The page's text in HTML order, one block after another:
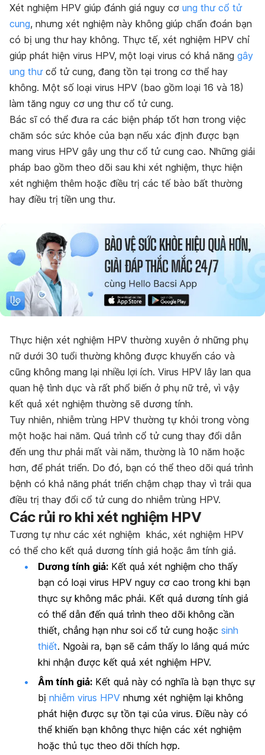
Xét nghiệm HPV giúp đánh giá nguy cơ ung thư cổ tử
cung, nhưng xét nghiệm này không giúp chẩn đoán bạn
có bị ung thư hay không. Thực tế, xét nghiệm HPV chỉ
giúp phát hiện virus HPV, một loại virus có khả năng gây
ung thưcổ tử cung, đang tồn tại trong cơ thể hay
không. Một số loại virus HPV (bao gồm loại 16 và 18)
làm tăng nguy cơ ung thư cổ tử cung.
Bác sĩ có thể đưa ra các biện pháp tốt hơn trong việc
chăm sóc sức khỏe của bạn nếu xác định được bạn
mang virus HPV gây ung thư cổ tử cung cao. Những giải
pháp bao gồm theo dõi sau khi xét nghiệm, thực hiện
xét nghiệm thêm hoặc điều trị các tế bào bất thường
hay điều trị tiền ung thư.
Thực hiện xét nghiệm HPV thường xuyên ở những phụ
nữ dưới 30 tuổi thường không được khuyến cáo và
cũng không mang lại nhiều lợi ích. Virus HPV lây lan qua
quan hệ tình dục và rất phổ biến ở phụ nữ trẻ, vì vậy
kết quả xét nghiệm thường sẽ dương tính.
Tuy nhiên, nhiễm trùng HPV thường tự khỏi trong vòng
một hoặc hai năm. Quá trình cổ tử cung thay đổi dẫn
đến ung thư phải mất vài năm, thường là 10 năm hoặc
hơn, để phát triển. Do đó, bạn có thể theo dõi quá trình
bệnh có khả năng phát triển chậm chạp thay vì trải qua
điều trị thay đổi cổ tử cung do nhiễm trùng HPV.
Các rủi ro khi xét nghiệm HPV
Tương tự như các xét nghiệm khác, xét nghiệm HPV
có thể cho kết quả dương tính giả hoặc âm tính giả.
Dương tính giả: Kết quả xét nghiệm cho thấy
bạn có loại virus HPV nguy cơ cao trong khi bạn
thực sự không mắc phải. Kết quả dương tính giả
có thể dẫn đến quá trình theo dõi không cần
thiết, chẳng hạn như soi cổ tử cung hoặc sinh
thiết. Ngoài ra, bạn sẽ cảm thấy lo lắng quá mức
khi nhận được kết quả xét nghiệm HPV.
Âm tính giả: Kết quả này có nghĩa là bạn thực sự
bị nhiễm virus HPV nhưng xét nghiệm lại không
phát hiện được sự tồn tại của virus. Điều này có
thể khiến bạn không thực hiện các xét nghiệm
hoặc thủ tục theo dõi thích hợp.